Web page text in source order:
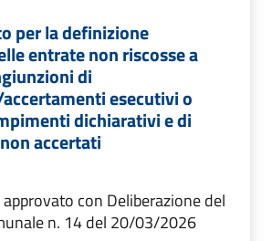
per la definizione
entrate non riscosse a
di
esecutivi o
dichiarativi e di
accertati
con Deliberazione del
n. 14 del 20/03/2026